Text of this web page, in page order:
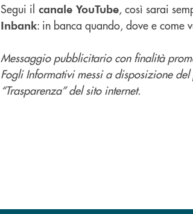
Segui il canale YouTube, così sarai
Inbank: in banca quando, dove e come
Messaggio pubblicitario con finalità
Fogli Informativi messi a disposizione
“Trasparenza” del sito internet.